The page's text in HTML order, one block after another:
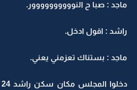
ماجد : صبا ح النوووووووووور.
راشد : اقول ادخل.
ماجد : بستناك تعزمني يعني.